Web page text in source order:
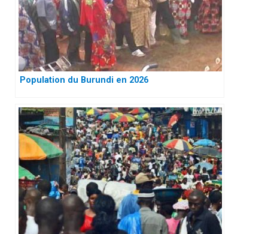
Population du Burundi en 2026